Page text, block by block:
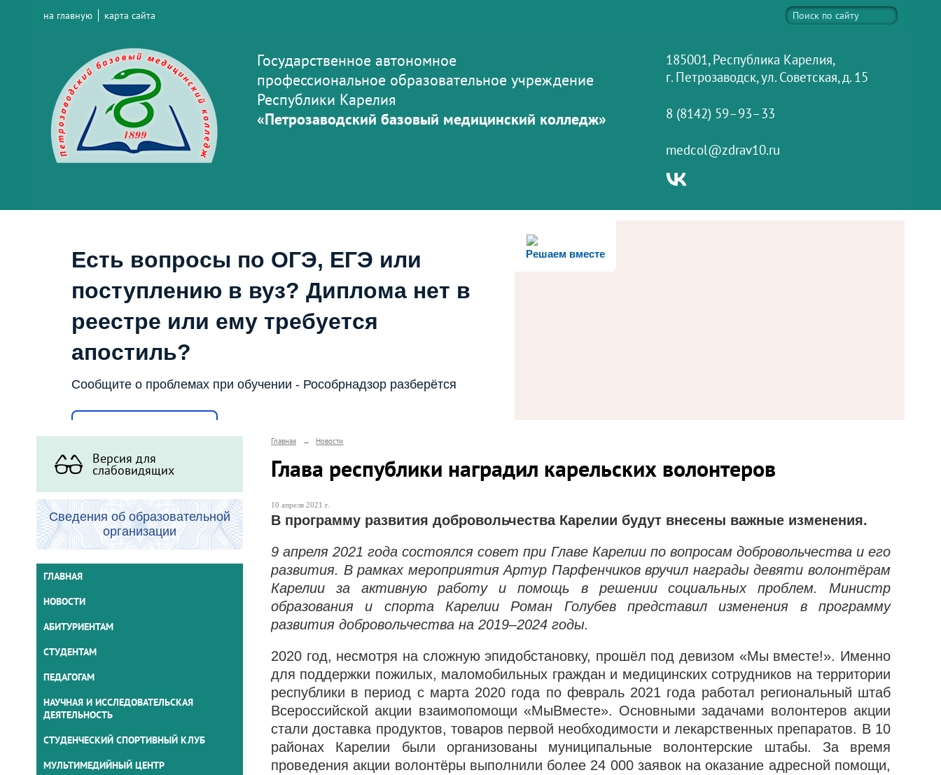
на главную карта сайта
Государственное автономное
профессиональное образовательное учреждение
Республики Карелия
«Петрозаводский базовый медицинский колледж»
185001, Республика Карелия,
г. Петрозаводск, ул. Советская, д. 15
8 (8142) 59–93–33
medcol@zdrav10.ru
Решаем вместе
Есть вопросы по ОГЭ, ЕГЭ или
поступлению в вуз? Диплома нет в
реестре или ему требуется
апостиль?
Сообщите о проблемах при обучении - Рособрнадзор разберётся
Версия для
слабовидящих
Сведения об образовательной
организации
ГЛАВНАЯ
НОВОСТИ
АБИТУРИЕНТАМ
СТУДЕНТАМ
ПЕДАГОГАМ
НАУЧНАЯ И ИССЛЕДОВАТЕЛЬСКАЯ
ДЕЯТЕЛЬНОСТЬ
СТУДЕНЧЕСКИЙ СПОРТИВНЫЙ КЛУБ
МУЛЬТИМЕДИЙНЫЙ ЦЕНТР
Главная → Новости
Глава республики наградил карельских волонтеров
10 апреля 2021 г.
В программу развития добровольчества Карелии будут внесены важные изменения.
9 апреля 2021 года состоялся совет при Главе Карелии по вопросам добровольчества и его
развития. В рамках мероприятия Артур Парфенчиков вручил награды девяти волонтёрам
Карелии за активную работу и помощь в решении социальных проблем. Министр
образования и спорта Карелии Роман Голубев представил изменения в программу
развития добровольчества на 2019–2024 годы.
2020 год, несмотря на сложную эпидобстановку, прошёл под девизом «Мы вместе!». Именно
для поддержки пожилых, маломобильных граждан и медицинских сотрудников на территории
республики в период с марта 2020 года по февраль 2021 года работал региональный штаб
Всероссийской акции взаимопомощи «МыВместе». Основными задачами волонтеров акции
стали доставка продуктов, товаров первой необходимости и лекарственных препаратов. В 10
районах Карелии были организованы муниципальные волонтерские штабы. За время
проведения акции волонтёры выполнили более 24 000 заявок на оказание адресной помощи,